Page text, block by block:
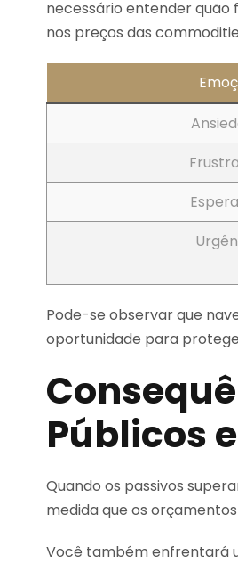
necessário entender quão
nos preços das
Pode-se observar que
oportunidade para
Públicos
Quando os passivos
medida que os
Você também enfrentará